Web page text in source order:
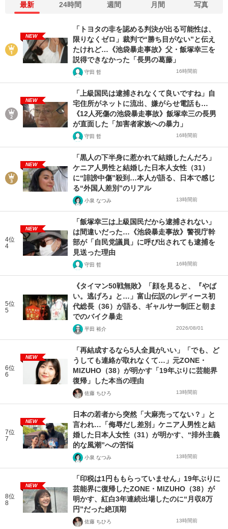
最新 24時間 週間 月間 写真
NEW
「トヨタの非を認める判決が出る可能性は、
限りなくゼロ」裁判で“勝ち目がない”と伝え
たけれど…《池袋暴走事故》父・飯塚幸三を
説得できなかった「長男の葛藤」
守田 哲 16時間前
NEW
「上級国民は逮捕されなくて良いですね」自
宅住所がネットに流出、嫌がらせ電話も…
《12人死傷の池袋暴走事故》飯塚幸三の長男
が直面した「加害者家族への暴力」
守田 哲 16時間前
NEW
「黒人の下半身に惹かれて結婚したんだろ」
ケニア人男性と結婚した日本人女性（31）
に“誹謗中傷”殺到…本人が語る、日本で感じ
る“外国人差別”のリアル
小泉 なつみ 13時間前
4位
4
NEW
「飯塚幸三は上級国民だから逮捕されない」
は間違いだった…《池袋暴走事故》警視庁幹
部が「自民党議員」に呼び出されても逮捕を
見送った理由
守田 哲 16時間前
5位
5
《タイマン50戦無敗》「顔を見ると、『やば
い。逃げろ』と…」富山伝説のレディース初
代総長（36）が語る、ギャルサー制圧と朝ま
でのバイク暴走
平田 裕介 2026/08/01
6位
6
NEW
「再結成するなら5人全員がいい」「でも、ど
うしても連絡が取れなくて…」元ZONE・
MIZUHO（38）が明かす「19年ぶりに芸能界
復帰」した本当の理由
佐藤 ちひろ 13時間前
7位
7
NEW
日本の若者から突然「大麻売ってない？」と
言われ…「侮辱だし差別」ケニア人男性と結
婚した日本人女性（31）が明かす、“排外主義
的な風潮”への苦悩
小泉 なつみ 13時間前
8位
8
NEW
「印税は1円ももらっていません」19年ぶりに
芸能界に復帰したZONE・MIZUHO（38）が
明かす、紅白3年連続出場したのに“月収8万
円”だった絶頂期
佐藤 ちひろ 13時間前